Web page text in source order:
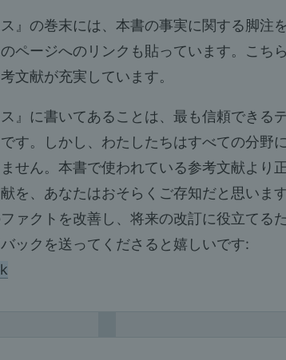
ス』の巻末には、本書の事実に関する脚注
ページへのリンクも貼っています。こち
文献が充実しています。
ス』に書いてあることは、最も信頼できる
す。しかし、わたしたちはすべての分野
せん。本書で使われている参考文献より
を、あなたはおそらくご存知だと思いま
ァクトを改善し、将来の改訂に役立てる
ックを送ってくださると嬉しいです: